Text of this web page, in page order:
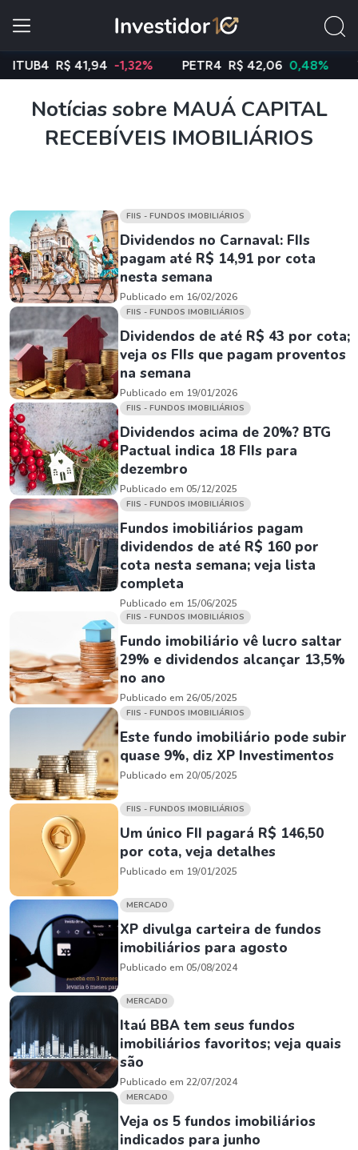
R$ 41,94 -1,32% PETR4 R$ 42,06 0,48%
Notícias sobre MAUÁ CAPITAL
RECEBÍVEIS IMOBILIÁRIOS
FIIS - FUNDOS IMOBILIÁRIOS
Dividendos no Carnaval: FIIs
pagam até R$ 14,91 por cota
nesta semana
Publicado em 16/02/2026
FIIS - FUNDOS IMOBILIÁRIOS
Dividendos de até R$ 43 por cota;
veja os FIIs que pagam proventos
na semana
Publicado em 19/01/2026
FIIS - FUNDOS IMOBILIÁRIOS
Dividendos acima de 20%? BTG
Pactual indica 18 FIIs para
dezembro
Publicado em 05/12/2025
FIIS - FUNDOS IMOBILIÁRIOS
Fundos imobiliários pagam
dividendos de até R$ 160 por
cota nesta semana; veja lista
completa
Publicado em 15/06/2025
FIIS - FUNDOS IMOBILIÁRIOS
Fundo imobiliário vê lucro saltar
29% e dividendos alcançar 13,5%
no ano
Publicado em 26/05/2025
FIIS - FUNDOS IMOBILIÁRIOS
Este fundo imobiliário pode subir
quase 9%, diz XP Investimentos
Publicado em 20/05/2025
FIIS - FUNDOS IMOBILIÁRIOS
Um único FII pagará R$ 146,50
por cota, veja detalhes
Publicado em 19/01/2025
MERCADO
XP divulga carteira de fundos
imobiliários para agosto
Publicado em 05/08/2024
MERCADO
Itaú BBA tem seus fundos
imobiliários favoritos; veja quais
são
Publicado em 22/07/2024
MERCADO
Veja os 5 fundos imobiliários
indicados para junho